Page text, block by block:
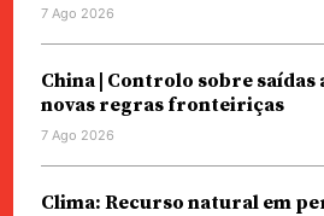
7 Ago 2026
China | Controlo sobre
novas regras fronteiriças
7 Ago 2026
Clima: Recurso natural em